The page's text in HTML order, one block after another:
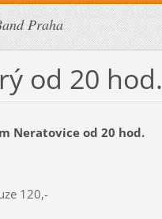
Praha
od 20 hod.
Neratovice od 20 hod.
120,-